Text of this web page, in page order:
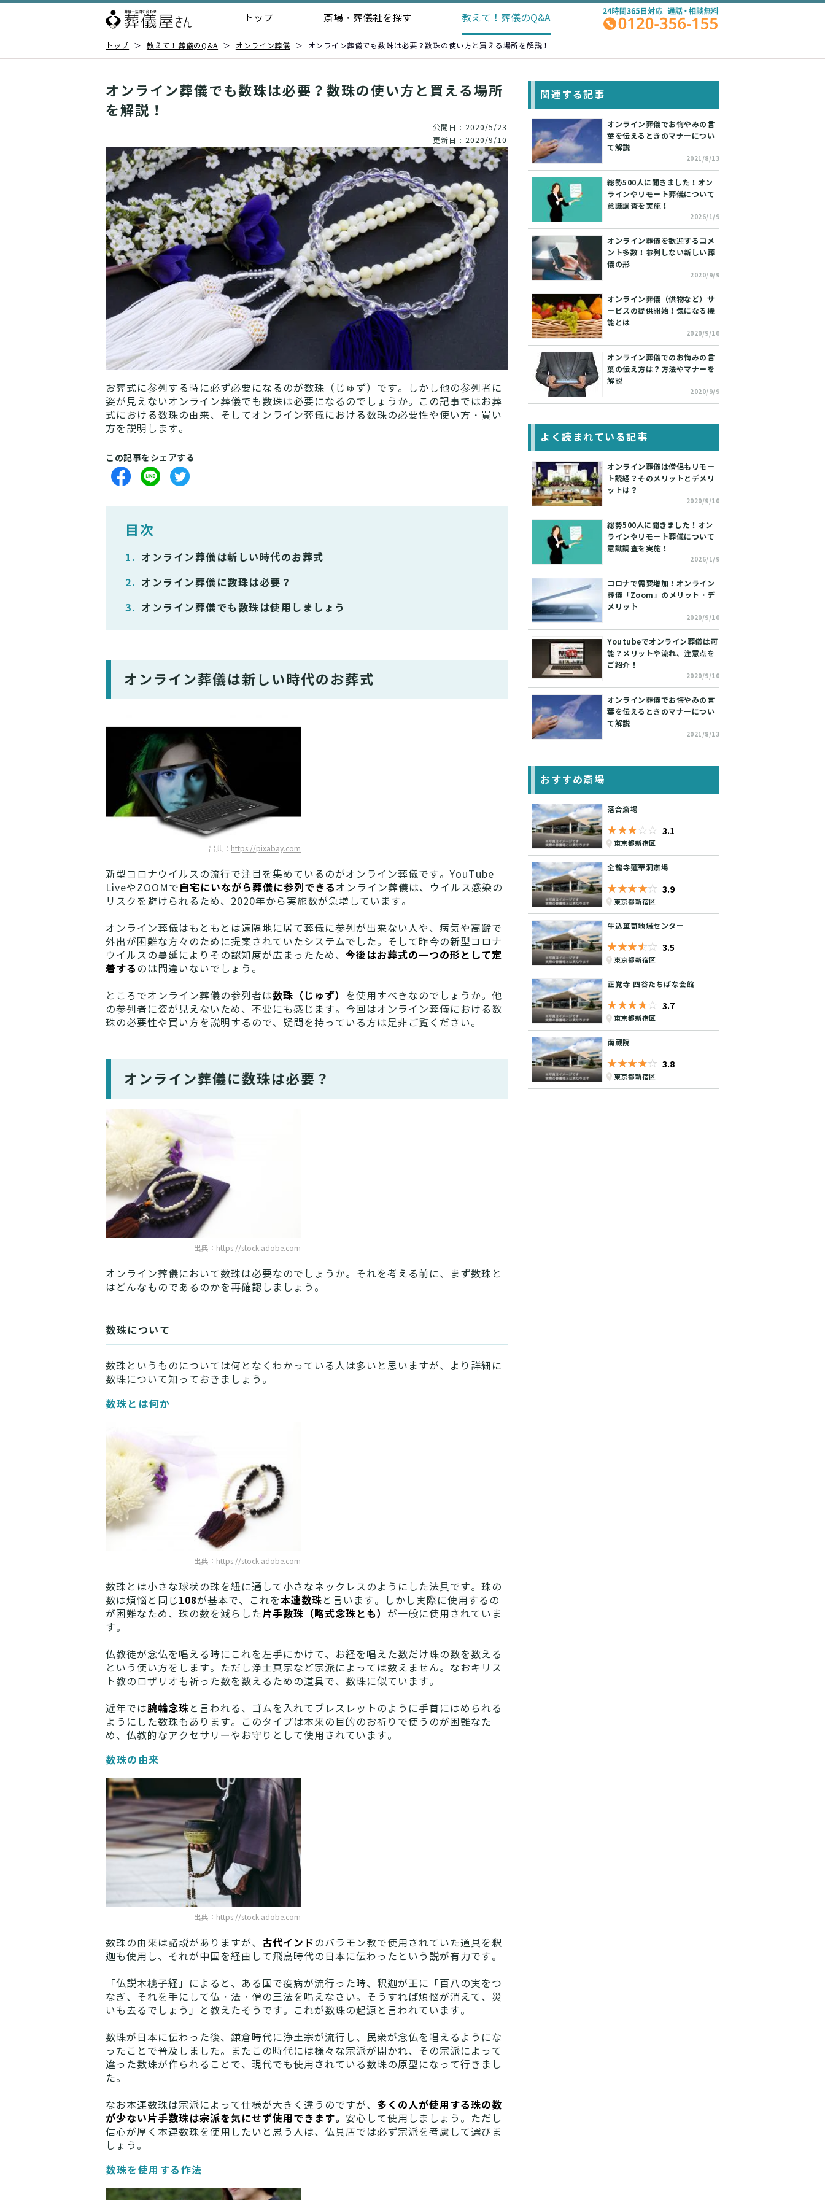
トップ 斎場・葬儀社を探す 教えて！ 葬儀のQ&A
トップ ＞ 教えて！葬儀のQ&A ＞ オンライン葬儀 ＞ オンライン葬儀でも数珠は必要？数珠の使い方と買える場所を解説！
オンライン葬儀でも数珠は必要？数珠の使い方と買える場所
を解説！
公開日 : 2020/5/23
更新日 : 2020/9/10
お葬式に参列する時に必ず必要になるのが数珠（じゅず）です。しかし他の参列者に
姿が見えないオンライン葬儀でも数珠は必要になるのでしょうか。この記事ではお葬
式における数珠の由来、そしてオンライン葬儀における数珠の必要性や使い方・買い
方を説明します。
この記事をシェアする
目次
オンライン葬儀は新しい時代のお葬式
オンライン葬儀に数珠は必要？
オンライン葬儀でも数珠は使用しましょう
オンライン葬儀は新しい時代のお葬式
出典： https://pixabay.com
新型コロナウイルスの流行で注目を集めているのがオンライン葬儀です。YouTube
LiveやZOOMで 自宅にいながら葬儀に参列できる オンライン葬儀は、ウイルス感染の
リスクを避けられるため、2020年から実施数が急増しています。
オンライン葬儀はもともとは遠隔地に居て葬儀に参列が出来ない人や、病気や高齢で
外出が困難な方々のために提案されていたシステムでした。そして昨今の新型コロナ
ウイルスの蔓延によりその認知度が広まったため、 今後はお葬式の一つの形として定
着する のは間違いないでしょう。
ところでオンライン葬儀の参列者は数珠（じゅず）
を使用すべきなのでしょうか。他
の参列者に姿が見えないため、不要にも感じます。今回はオンライン葬儀における数
珠の必要性や買い方を説明するので、疑問を持っている方は是非ご覧ください。
オンライン葬儀に数珠は必要？
出典： https://stock.adobe.com
オンライン葬儀において数珠は必要なのでしょうか。それを考える前に、まず数珠と
はどんなものであるのかを再確認しましょう。
数珠について
数珠というものについては何となくわかっている人は多いと思いますが、より詳細に
数珠について知っておきましょう。
数珠とは何か
出典： https://stock.adobe.com
数珠とは小さな球状の珠を紐に通して小さなネックレスのようにした法具です。珠の
数は煩悩と同じ 108が基本で、これを本連数珠 と言います。しかし実際に使用するの
が困難なため、珠の数を減らした片手数珠（略式念珠とも） が一般に使用されていま
す。
仏教徒が念仏を唱える時にこれを左手にかけて、お経を唱えた数だけ珠の数を数える
という使い方をします。ただし浄土真宗など宗派によっては数えません。なおキリス
ト教のロザリオも祈った数を数えるための道具で、数珠に似ています。
近年では腕輪念珠 と言われる、ゴムを入れてブレスレットのように手首にはめられる
ようにした数珠もあります。このタイプは本来の目的のお祈りで使うのが困難なた
め、仏教的なアクセサリーやお守りとして使用されています。
数珠の由来
出典： https://stock.adobe.com
数珠の由来は諸説がありますが、 古代インド のバラモン教で使用されていた道具を釈
迦も使用し、それが中国を経由して飛鳥時代の日本に伝わったという説が有力です。
「仏説木槵子経」によると、ある国で疫病が流行った時、釈迦が王に「百八の実をつ
なぎ、それを手にして仏・法・僧の三法を唱えなさい。そうすれば煩悩が消えて、災
いも去るでしょう」と教えたそうです。これが数珠の起源と言われています。
数珠が日本に伝わった後、鎌倉時代に浄土宗が流行し、民衆が念仏を唱えるようにな
ったことで普及しました。またこの時代には様々な宗派が開かれ、その宗派によって
違った数珠が作られることで、現代でも使用されている数珠の原型になって行きまし
た。
なお本連数珠は宗派によって仕様が大きく違うのですが、 多くの人が使用する珠の数
が少ない片手数珠は宗派を気にせず使用できます。
安心して使用しましょう。ただし
信心が厚く本連数珠を使用したいと思う人は、仏具店では必ず宗派を考慮して選びま
しょう。
数珠を使用する作法
関連する記事
オンライン葬儀でお悔やみの言
葉を伝えるときのマナーについ
て解説
2021/8/13
総勢500人に聞きました！オン
ラインやリモート葬儀について
意識調査を実施！
2026/1/9
オンライン葬儀を歓迎するコメ
ント多数！参列しない新しい葬
儀の形
2020/9/9
オンライン葬儀（供物など）サ
ービスの提供開始！気になる機
能とは
2020/9/10
オンライン葬儀でのお悔みの言
葉の伝え方は？方法やマナーを
解説
2020/9/9
よく読まれている記事
オンライン葬儀は僧侶もリモー
ト読経？そのメリットとデメリ
ットは？
2020/9/10
総勢500人に聞きました！オン
ラインやリモート葬儀について
意識調査を実施！
2026/1/9
コロナで需要増加！オンライン
葬儀「Zoom」のメリット・デ
メリット
2020/9/10
Youtubeでオンライン葬儀は可
能？メリットや流れ、注意点を
ご紹介！
2020/9/10
オンライン葬儀でお悔やみの言
葉を伝えるときのマナーについ
て解説
2021/8/13
おすすめ斎場
落合斎場
★★★★★
☆☆☆☆☆ 3.1
東京都新宿区
全龍寺蓮華洞斎場
★★★★★
☆☆☆☆☆ 3.9
東京都新宿区
牛込箪笥地域センター
★★★★★
☆☆☆☆☆ 3.5
東京都新宿区
正覚寺 四谷たちばな会館
★★★★★
☆☆☆☆☆ 3.7
東京都新宿区
南蔵院
★★★★★
☆☆☆☆☆ 3.8
東京都新宿区